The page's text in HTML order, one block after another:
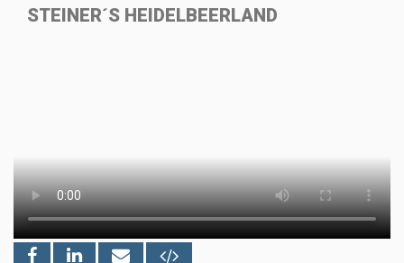
STEINER´S HEIDELBEERLAND